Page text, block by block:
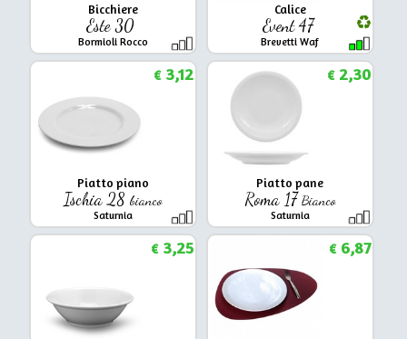
Bicchiere
Este 30
Bormioli Rocco
Calice
Event 47
Brevetti Waf
Piatto piano
Ischia 28 bianco
Saturnia
€3,12
Piatto pane
Roma 17Bianco
Saturnia
€2,30
€3,25 €6,87